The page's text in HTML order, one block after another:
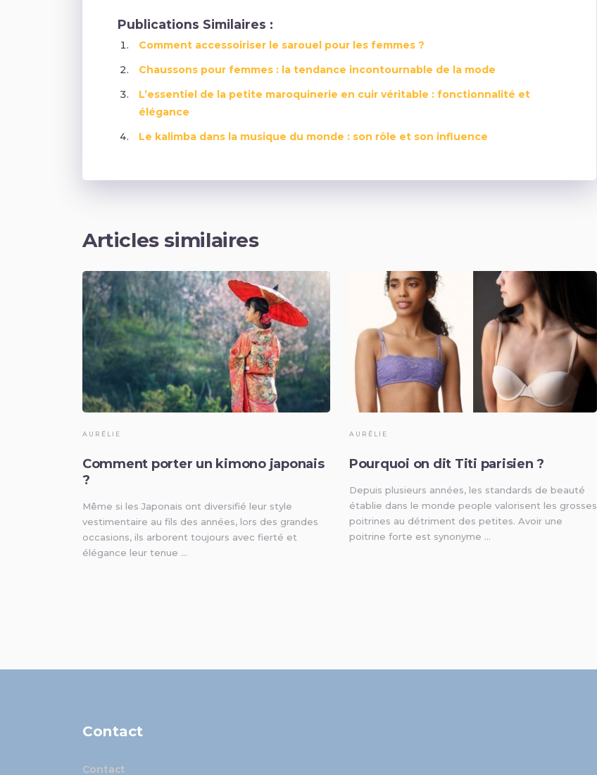
Publications Similaires :
Comment accessoiriser le sarouel pour les femmes ?
Chaussons pour femmes : la tendance incontournable de la mode
L’essentiel de la petite maroquinerie en cuir véritable : fonctionnalité et
élégance
Le kalimba dans la musique du monde : son rôle et son influence
Articles similaires
AURÉLIE
Comment porter un kimono japonais
?
Même si les Japonais ont diversifié leur style
vestimentaire au fils des années, lors des grandes
occasions, ils arborent toujours avec fierté et
élégance leur tenue …
AURÉLIE
Pourquoi on dit Titi parisien ?
Depuis plusieurs années, les standards de beauté
établie dans le monde people valorisent les grosses
poitrines au détriment des petites. Avoir une
poitrine forte est synonyme …
Contact
Contact